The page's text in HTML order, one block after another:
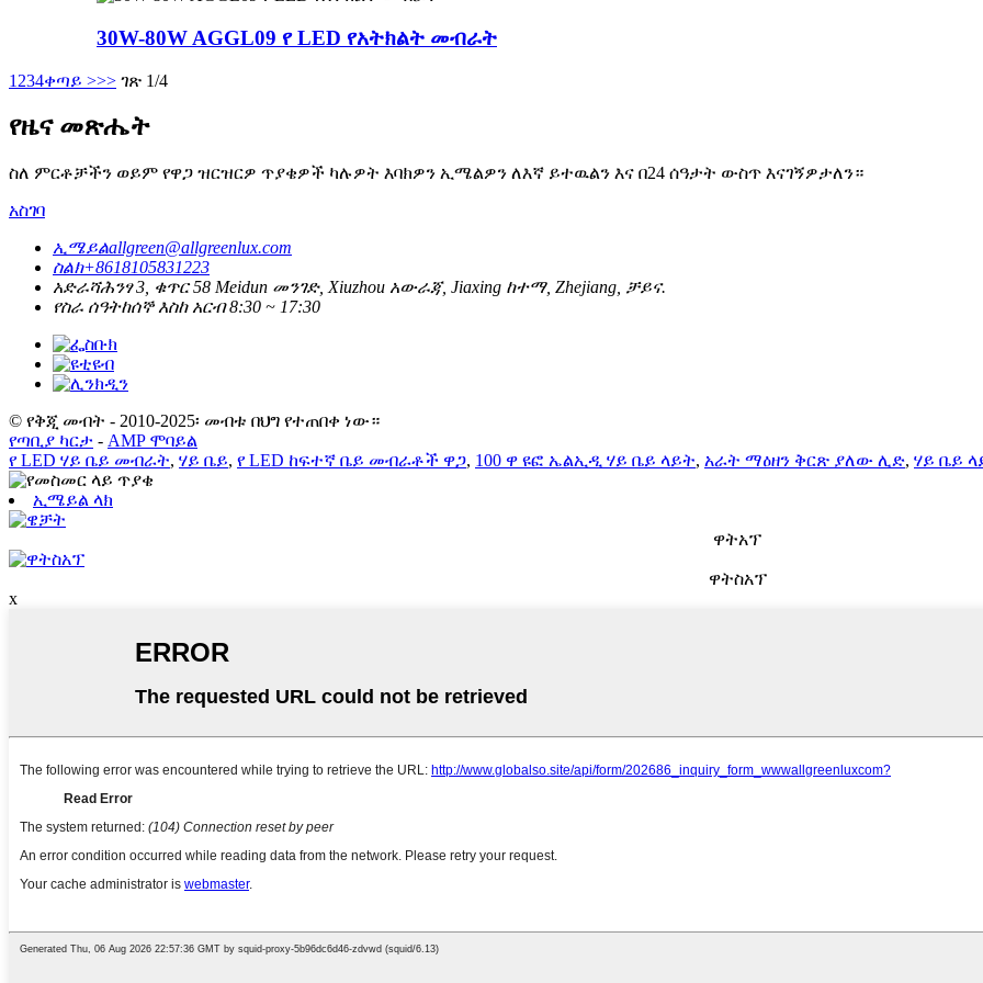
30W-80W AGGL09 የ LED የአትክልት መብራት
1 234ቀጣይ >>> ገጽ 1/4
የዜና መጽሔት
ስለ ምርቶቻችን ወይም የዋጋ ዝርዝርዎ ጥያቄዎች ካሉዎት እባክዎን ኢሜልዎን ለእኛ ይተዉልን እና በ24 ሰዓታት ውስጥ እናገኝዎታለን።
አስገባ
ኢሜይልallgreen@allgreenlux.com
ስልክ+8618105831223
አድራሻሕንፃ 3, ቁጥር 58 Meidun መንገድ, Xiuzhou አውራጃ, Jiaxing ከተማ, Zhejiang, ቻይና.
የስራ ሰዓትከሰኞ እስከ አርብ 8:30 ~ 17:30
© የቅጂ መብት - 2010-2025፡ መብቱ በህግ የተጠበቀ ነው።
የጣቢያ ካርታ - AMP ሞባይል
የ LED ሃይ ቤይ መብራት, ሃይ ቤይ, የ LED ከፍተኛ ቤይ መብራቶች ዋጋ, 100 ዋ ዩፎ ኤልኢዲ ሃይ ቤይ ላይት, አራት ማዕዘን ቅርጽ ያለው ሊድ, ሃይ ቤይ
ኢሜይል ላክ
ዋትአፕ
ዋትስአፕ
x